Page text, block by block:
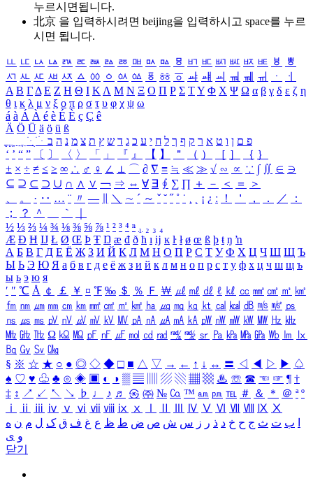
누르시면됩니다.
北京 을 입력하시려면 beijing을 입력하시고 space를 누르
시면 됩니다.
ㅥ ㅦ ㅧ ㅨ ㅩ ㅪ ㅫ ㅬ ㅭ ㅮ ㅯ ㅰ ㅱ ㅲ ㅳ ㅴ ㅵ ㅶ ㅷ ㅸ
ㅹ
ㅺ ㅻ ㅼ ㅽ ㅾ ㅿ ㆀ ㆁ ㆂ ㆃ ㆄ ㆅ ㆆ ㆇ ㆈ ㆉ ㆊ ㆋ ㆌ ㆍ
ㆎ
Α Β ΓΔ Ε Ζ Η Θ Ι ΚΛ Μ Ν Ξ Ο Π Ρ Σ ΤΥ Φ Χ Ψ Ω α β γ δ ε ζ η
θ ι κ λ μ ν ξ ο π ρ σ τ υ φ χ ψ ω
á à Á À é è É È ç Ç ê
Ä Ö Ü ä ö ü ß
ִֶֹ ֻּ ׁׂ פ ם ן ו ט א ר ק ף ך ל ח י ע כ ג ד ש ץ ת צ מ נ ה ב
‘ ’ “ ” 〔 〕 〈 〉 「 」 『 』 【 】 ＂ （ ） ［ ］ ｛ ｝
± × ÷ ≠ ≤ ≥ ∞ ∴ ♂ ♀ ∠ ⊥ ⌒ ∂ ∇ ≡ ≒ ≪ ≫ √ ∽ ∝ ∵ ∫ ∬ ∈ ∋
⊆ ⊇ ⊂ ⊃ ∪ ∩ ∧ ∨ ￢ ⇒ ⇔ ∀ ∃ ∮ ∑ ∏ ＋ － ＜ ＝
＞
、
。 · ‥ … ¨ 〃 ― ＼ ∼ ´ ～ ˇ ˘ ˝ ˚ ˙ ¸ ¡ ¿ ː ！ ＇ ， ． ／
：
；
？ ＾ ｀
½ ⅓ ⅔ ¼ ¾ ⅛ ⅜ ⅝ ⅞ ¹ ² ³ ⁴ ⁿ ₁ ₂ ₃ ₄
Æ Ð Ħ Ĳ Ł Ø Œ Þ Ŧ Ŋ æ đ ð ħ ı ĳ ĸ ŀ ł ø œ ß þ ŧ ŋ ŉ
А Б В Г Д Е Ё Ж З И Й К Л М Н О П Р С Т У Ф Х Ц Ч Ш Щ Ъ
Ы Ь Э Ю Я а б в г д е ё ж з и й к л м н о п р с т у ф х ц ч ш щ ъ
ы ь э ю я
′ ″ ℃ Å ￠ ￡ ￥ ¤ ℉ ‰ ＄ ％ Ｆ ￦ ㎕ ㎖ ㎗ ℓ ㎘ ㏄ ㎣ ㎤ ㎥ ㎦
㎙ ㎚ ㎛ ㎜ ㎝ ㎞ ㎟ ㎠ ㎡ ㎢ ㏊ ㎍ ㎎ ㎏ ㏏ ㎈ ㎉ ㏈ ㎧ ㎨ ㎰
㎱ ㎲ ㎳ ㎴ ㎵ ㎶ ㎷ ㎸ ㎹ ㎀ ㎁ ㎂ ㎃ ㎄ ㎺ ㎻ ㎽ ㎾ ㎿ ㎐ ㎑
㎒ ㎓ ㎔ Ω ㏀ ㏁ ㎊ ㎋ ㎌ ㏖ ㏅ ㎭ ㎮ ㎯ ㏛ ㎩ ㎪ ㎫ ㎬ ㏝ ㏐
㏓
㏃ ㏉ ㏜ ㏆
§ ※ ☆ ★ ○ ● ◎ ◇ ◆ □ ■ △ ▽ → ← ↑ ↓ ↔ 〓 ◁ ◀ ▷ ▶ ♤
♠ ♡ ♥ ♧ ♣ ⊙ ◈ ▣ ◐ ◑ ▒ ▤ ▨ ▧ ▦ ▩ ♨ ☏ ☎ ☜ ☞ ¶ †
‡ ↕ ↗ ↙ ↖ ↘ ♭ ♩ ♪ ♬ ㉿ ㈜ № ㏇ ™ ㏂ ㏘ ℡ ＃ ＆ ＊ ＠ ª º
ⅰ
ⅱ ⅲ ⅳ ⅴ ⅵ ⅶ ⅷ ⅸ ⅹ Ⅳ Ⅴ Ⅵ Ⅶ Ⅷ Ⅸ Ⅹ
ب ت ث ج ح خ د ذ ر ز س ش ص ض ط ظ ع غ ف ق ک ل م ن ه
و ی
닫기